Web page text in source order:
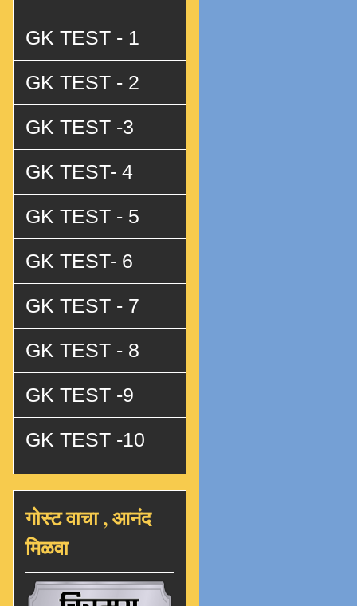
GK TEST - 1
GK TEST - 2
GK TEST -3
GK TEST- 4
GK TEST - 5
GK TEST- 6
GK TEST - 7
GK TEST - 8
GK TEST -9
GK TEST -10
गोस्ट वाचा , आनंद
मिळवा